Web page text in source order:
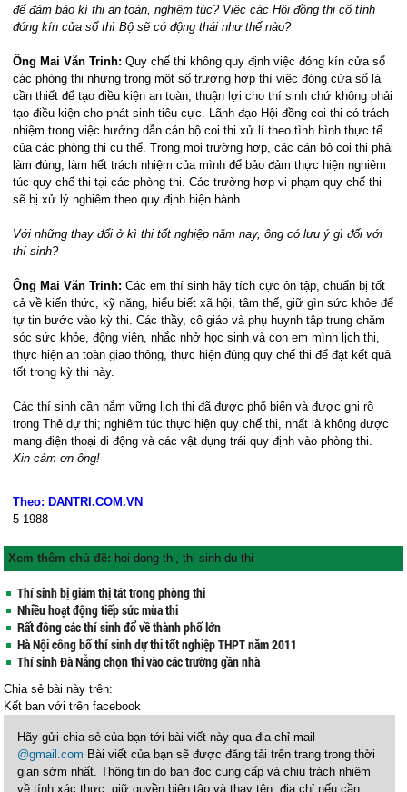
để đảm bảo kì thi an toàn, nghiêm túc? Việc các Hội đồng thi cố tình
đóng kín cửa sổ thì Bộ sẽ có động thái như thế nào?
Ông Mai Văn Trinh: Quy chế thi không quy định việc đóng kín cửa sổ
các phòng thi nhưng trong một số trường hợp thì việc đóng cửa sổ là
cần thiết để tạo điều kiện an toàn, thuận lợi cho thí sinh chứ không phải
tạo điều kiện cho phát sinh tiêu cực. Lãnh đạo Hội đồng coi thi có trách
nhiệm trong việc hướng dẫn cán bộ coi thi xử lí theo tình hình thực tế
của các phòng thi cụ thể. Trong mọi trường hợp, các cán bộ coi thi phải
làm đúng, làm hết trách nhiệm của mình để bảo đảm thực hiện nghiêm
túc quy chế thi tại các phòng thi. Các trường hợp vi phạm quy chế thi
sẽ bị xử lý nghiêm theo quy định hiện hành.
Với những thay đổi ở kì thi tốt nghiệp năm nay, ông có lưu ý gì đối với
thí sinh?
Ông Mai Văn Trinh: Các em thí sinh hãy tích cực ôn tập, chuẩn bị tốt
cả về kiến thức, kỹ năng, hiểu biết xã hội, tâm thế, giữ gìn sức khỏe để
tự tin bước vào kỳ thi. Các thầy, cô giáo và phụ huynh tập trung chăm
sóc sức khỏe, động viên, nhắc nhở học sinh và con em mình lịch thi,
thực hiện an toàn giao thông, thực hiện đúng quy chế thi để đạt kết quả
tốt trong kỳ thi này.
Các thí sinh cần nắm vững lịch thi đã được phổ biến và được ghi rõ
trong Thẻ dự thi; nghiêm túc thực hiện quy chế thi, nhất là không được
mang điện thoại di động và các vật dụng trái quy định vào phòng thi.
Xin cảm ơn ông!
Theo: DANTRI.COM.VN
5 1988
Xem thêm chủ đề: hoi dong thi,thi sinh du thi
Thí sinh bị giám thị tát trong phòng thi
Nhiều hoạt động tiếp sức mùa thi
Rất đông các thí sinh đổ về thành phố lớn
Hà Nội công bố thí sinh dự thi tốt nghiệp THPT năm 2011
Thí sinh Đà Nẵng chọn thi vào các trường gần nhà
Chia sẻ bài này trên:
Kết bạn vớitrên facebook
Hãy gửi chia sẻ của bạn tới bài viết này qua địa chỉ mail
@gmail.com Bài viết của bạn sẽ được đăng tải trên trang trong thời
gian sớm nhất. Thông tin do bạn đọc cung cấp và chịu trách nhiệm
về tính xác thực. giữ quyền biên tập và thay tên, địa chỉ nếu cần.